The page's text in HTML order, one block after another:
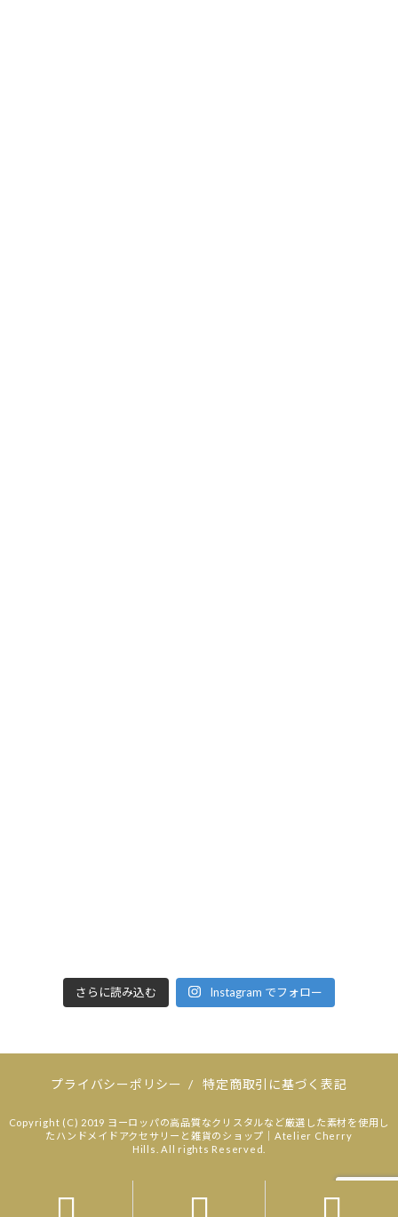
さらに読み込む Instagram でフォロー
プライバシーポリシー / 特定商取引に基づく表記
Copyright (C) 2019 ヨーロッパの高品質なクリスタルなど厳選した素材を使用し
たハンドメイドアクセサリーと雑貨のショップ｜Atelier Cherry
Hills. All rights Reserved.